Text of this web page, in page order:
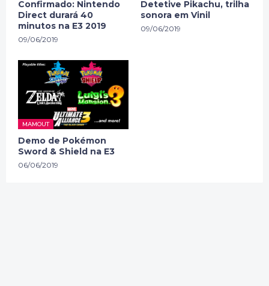
Confirmado: Nintendo
Direct durará 40
minutos na E3 2019
09/06/2019
Detetive Pikachu, trilha
sonora em Vinil
09/06/2019
MAMOUT
Demo de Pokémon
Sword & Shield na E3
06/06/2019